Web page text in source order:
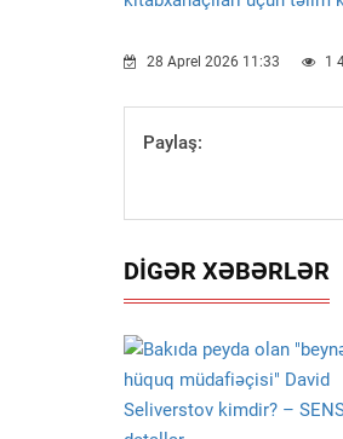
28 Aprel 2026 11:33 1
Paylaş:
DIGƏR XƏBƏRLƏR